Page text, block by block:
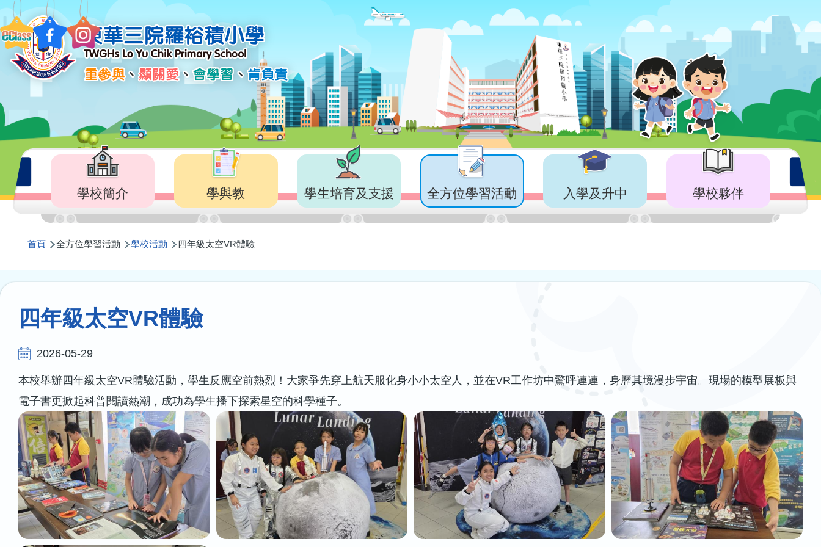
移至主內容
Main
navigation
學校簡介 學與教 學生培育及支援 全方位學習活動 入學及升中 學校夥伴
導
航
連
首頁 全方位學習活動 學校活動 四年級太空VR體驗
四年級太空VR體驗
2026-05-29
本校舉辦四年級太空VR體驗活動，學生反應空前熱烈！大家爭先穿上航天服化身小小太空人，並在VR工作坊中驚呼連連，身歷其境漫步宇宙。現場的模型展板與
電子書更掀起科普閱讀熱潮，成功為學生播下探索星空的科學種子。